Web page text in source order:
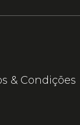
& Condições